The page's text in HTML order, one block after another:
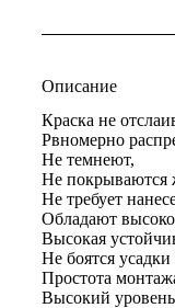
Описание
Краска не
Рвномерно
Не темнеют,
Не покрываются
Не требует
Обладают
Высокая
Не боятся усадки
Простота
Высокий